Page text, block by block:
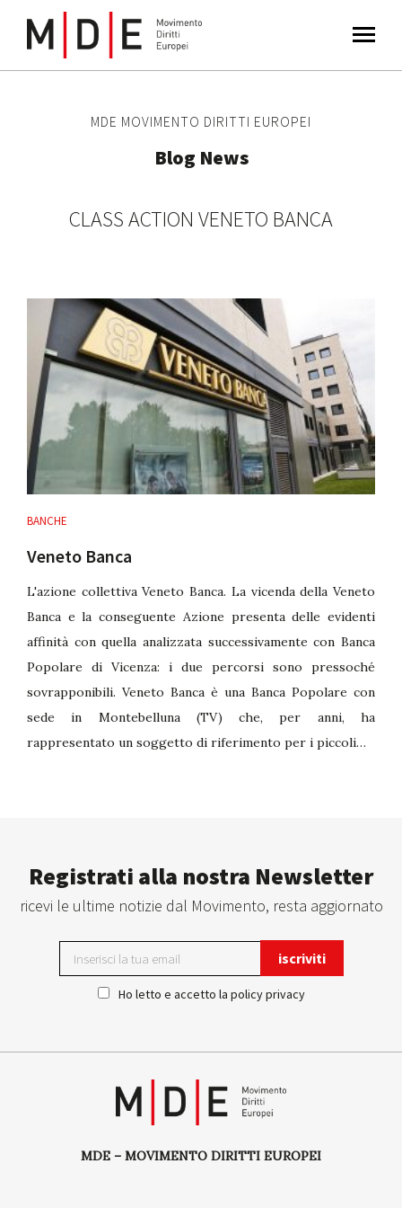
MDE MOVIMENTO DIRITTI EUROPEI
Blog News
CLASS ACTION VENETO BANCA
BANCHE
Veneto Banca
L'azione collettiva Veneto Banca. La vicenda della Veneto
Banca e la conseguente Azione presenta delle evidenti
affinità con quella analizzata successivamente con Banca
Popolare di Vicenza: i due percorsi sono pressoché
sovrapponibili. Veneto Banca è una Banca Popolare con
sede in Montebelluna (TV) che, per anni, ha
rappresentato un soggetto di riferimento per i piccoli…
Registrati alla nostra Newsletter
ricevi le ultime notizie dal Movimento, resta aggiornato
Ho letto e accetto la policy privacy
MDE – MOVIMENTO DIRITTI EUROPEI